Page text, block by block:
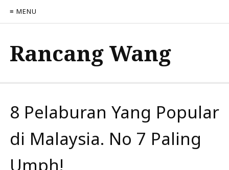
≡ MENU
Rancang Wang
8 Pelaburan Yang Popular
di Malaysia. No 7 Paling
Umph!